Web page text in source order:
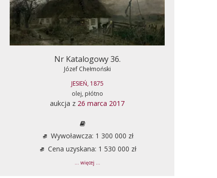
Nr Katalogowy 36.
Józef Chełmoński
JESIEŃ, 1875
olej, płótno
aukcja z 26 marca 2017
Wywoławcza: 1 300 000 zł
Cena uzyskana: 1 530 000 zł
... więcej ...